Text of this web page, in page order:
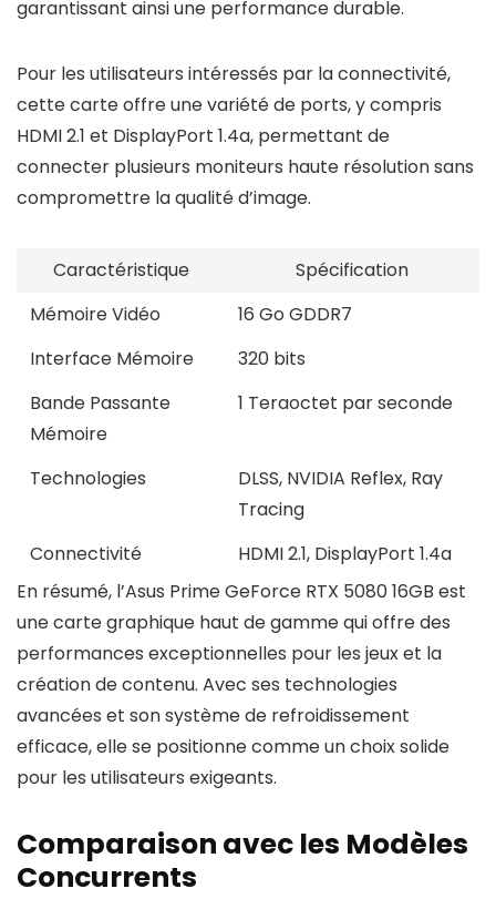
garantissant ainsi une performance durable.
Pour les utilisateurs intéressés par la connectivité,
cette carte offre une variété de ports, y compris
HDMI 2.1 et DisplayPort 1.4a, permettant de
connecter plusieurs moniteurs haute résolution sans
compromettre la qualité d’image.
Caractéristique
Spécification
Mémoire Vidéo
16 Go GDDR7
Interface Mémoire
320 bits
Bande Passante
Mémoire
1 Teraoctet par seconde
Technologies
DLSS, NVIDIA Reflex, Ray
Tracing
Connectivité
HDMI 2.1, DisplayPort 1.4a
En résumé, l’Asus Prime GeForce RTX 5080 16GB est
une carte graphique haut de gamme qui offre des
performances exceptionnelles pour les jeux et la
création de contenu. Avec ses technologies
avancées et son système de refroidissement
efficace, elle se positionne comme un choix solide
pour les utilisateurs exigeants.
Comparaison avec les Modèles
Concurrents